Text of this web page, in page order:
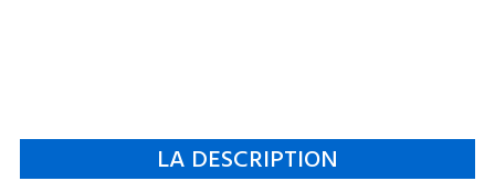
LA DESCRIPTION